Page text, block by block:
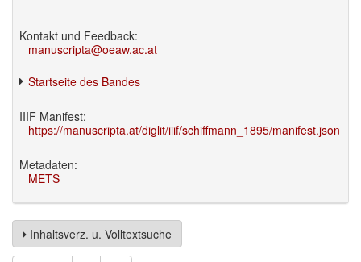
Kontakt und Feedback:
manuscripta@oeaw.ac.at
Startseite des Bandes
IIIF Manifest:
https://manuscripta.at/diglit/iiif/schiffmann_1895/manifest.json
Metadaten:
METS
Inhaltsverz. u. Volltextsuche